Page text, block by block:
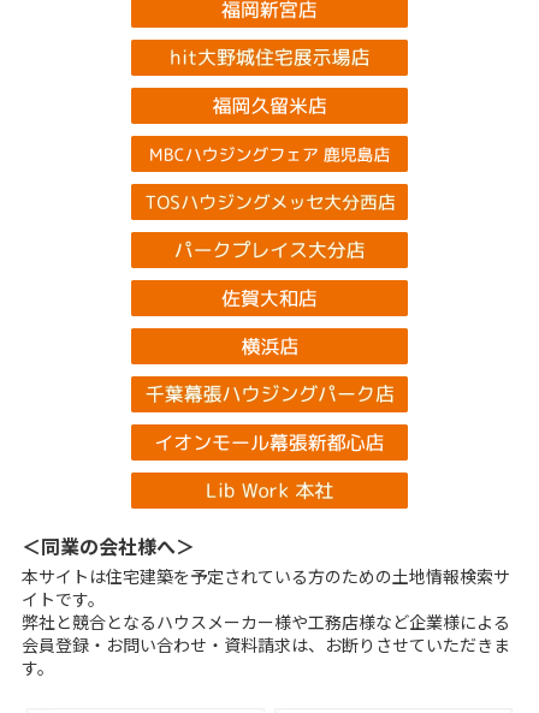
＜同業の会社様へ＞
本サイトは住宅建築を予定されている方のための土地情報検索サ
イトです。
弊社と競合となるハウスメーカー様や工務店様など企業様による
会員登録・お問い合わせ・資料請求は、お断りさせていただきま
す。